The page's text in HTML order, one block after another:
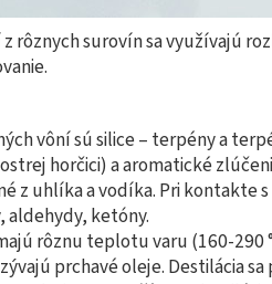
z rôznych surovín sa využívajú
vôní sú silice – terpény a
horčici) a aromatické
z uhlíka a vodíka. Pri kontakte
aldehydy, ketóny.
rôznu teplotu varu (160-290
prchavé oleje. Destilácia